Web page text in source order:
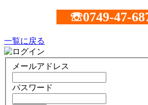
☏0749-47-
一覧に戻る
メールアドレス
パスワード